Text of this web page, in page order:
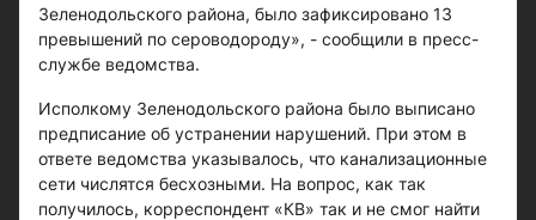
Зеленодольского района, было зафиксировано 13
превышений по сероводороду», - сообщили в пресс-
службе ведомства.
Исполкому Зеленодольского района было выписано
предписание об устранении нарушений. При этом в
ответе ведомства указывалось, что канализационные
сети числятся бесхозными. На вопрос, как так
получилось, корреспондент «КВ» так и не смог найти